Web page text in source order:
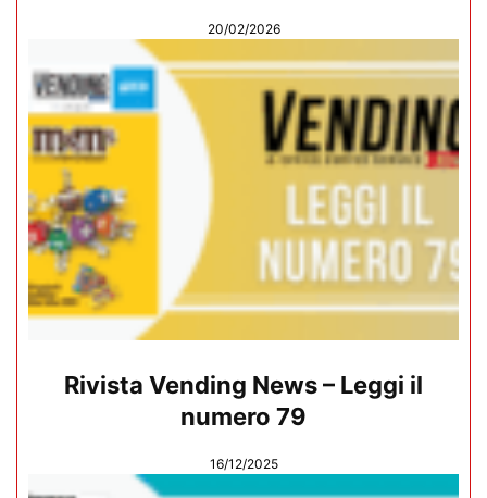
20/02/2026
Rivista Vending News – Leggi il
numero 79
16/12/2025